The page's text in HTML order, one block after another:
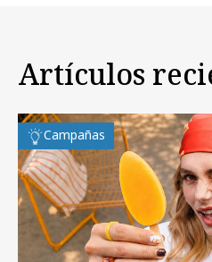
Artículos
Campañas